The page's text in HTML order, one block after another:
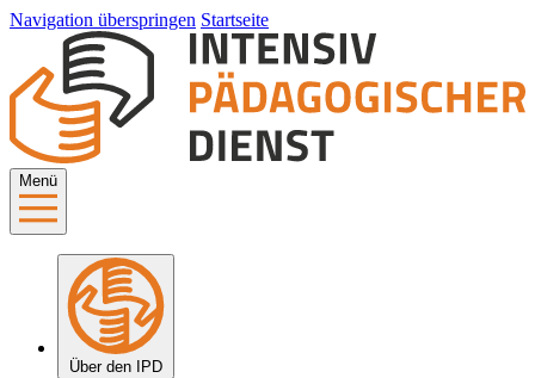
Navigation überspringen Startseite
Menü
Über den IPD